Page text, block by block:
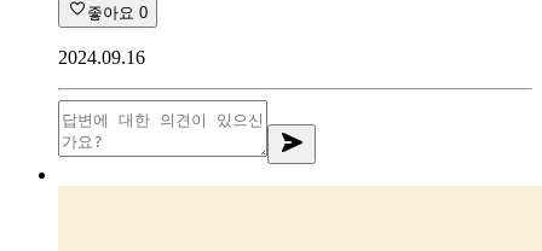
좋아요 0
2024.09.16